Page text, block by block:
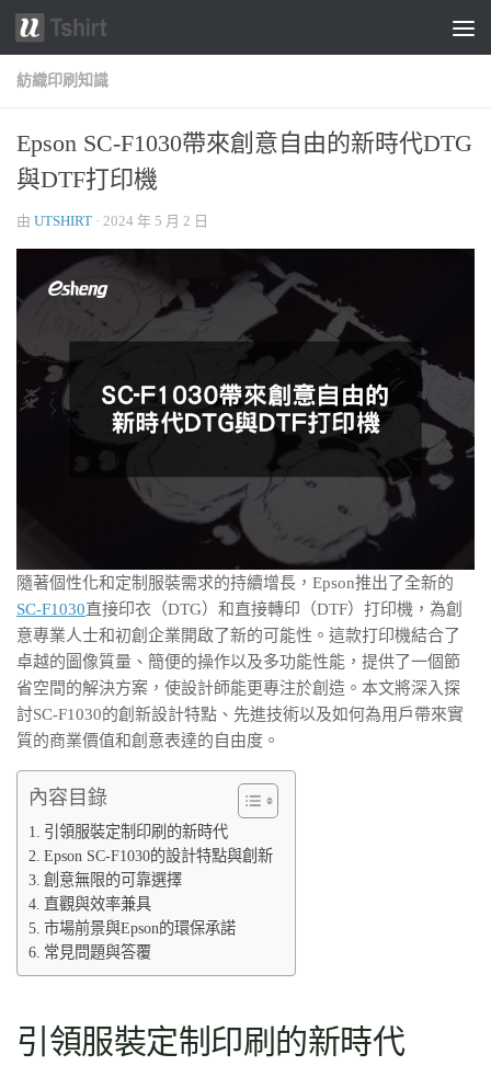
跳轉至內容
紡織印刷知識
Epson SC-F1030帶來創意自由的新時代DTG
與DTF打印機
由 UTSHIRT · 2024 年 5 月 2 日
隨著個性化和定制服裝需求的持續增長，Epson推出了全新的
SC-F1030直接印衣（DTG）和直接轉印（DTF）打印機，為創
意專業人士和初創企業開啟了新的可能性。這款打印機結合了
卓越的圖像質量、簡便的操作以及多功能性能，提供了一個節
省空間的解決方案，使設計師能更專注於創造。本文將深入探
討SC-F1030的創新設計特點、先進技術以及如何為用戶帶來實
質的商業價值和創意表達的自由度。
內容目錄
引領服裝定制印刷的新時代
Epson SC-F1030的設計特點與創新
創意無限的可靠選擇
直觀與效率兼具
市場前景與Epson的環保承諾
常見問題與答覆
引領服裝定制印刷的新時代